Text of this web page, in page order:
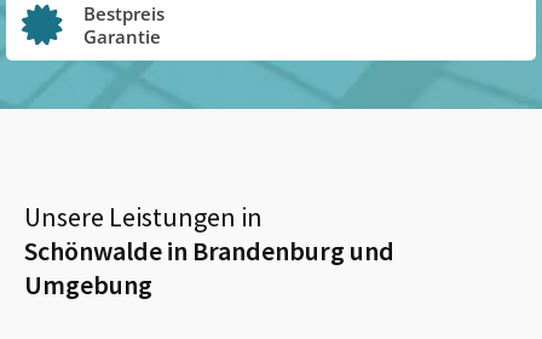
Bestpreis
Garantie
Unsere Leistungen in
Schönwalde in Brandenburg und
Umgebung